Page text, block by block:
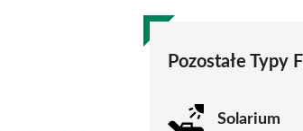
Pozostałe Typy
Solarium